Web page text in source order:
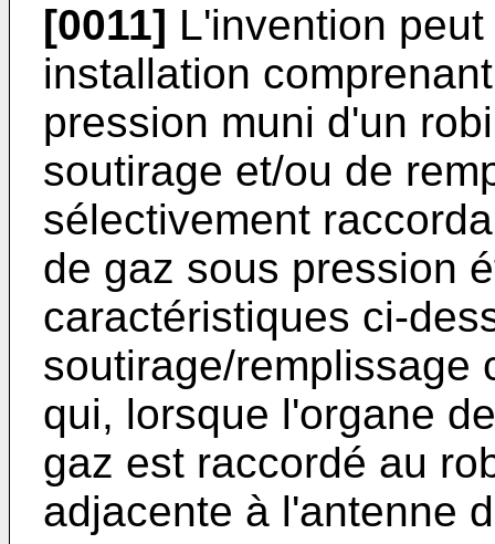
[0011] L'invention
installation
pression muni d'un
soutirage et/ou de
sélectivement
de gaz sous pression
caractéristiques ci-
soutirage/remplissage
qui, lorsque l'organe
gaz est raccordé au
adjacente à l'antenne